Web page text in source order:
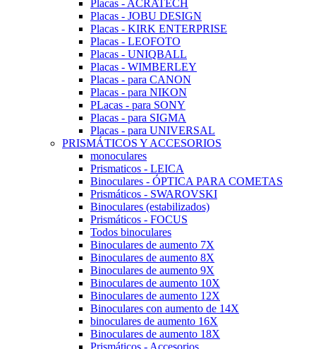
Placas - ACRATECH
Placas - JOBU DESIGN
Placas - KIRK ENTERPRISE
Placas - LEOFOTO
Placas - UNIQBALL
Placas - WIMBERLEY
Placas - para CANON
Placas - para NIKON
PLacas - para SONY
Placas - para SIGMA
Placas - para UNIVERSAL
PRISMÁTICOS Y ACCESORIOS
monoculares
Prismaticos - LEICA
Binoculares - ÓPTICA PARA COMETAS
Prismáticos - SWAROVSKI
Binoculares (estabilizados)
Prismáticos - FOCUS
Todos binoculares
Binoculares de aumento 7X
Binoculares de aumento 8X
Binoculares de aumento 9X
Binoculares de aumento 10X
Binoculares de aumento 12X
Binoculares con aumento de 14X
binoculares de aumento 16X
Binoculares de aumento 18X
Prismáticos - Accesorios